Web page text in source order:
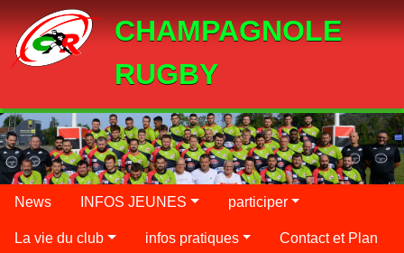
CHAMPAGNOLE
RUGBY
News INFOS JEUNES participer
La vie du club infos pratiques Contact et Plan
Panneau de gestion des cookies